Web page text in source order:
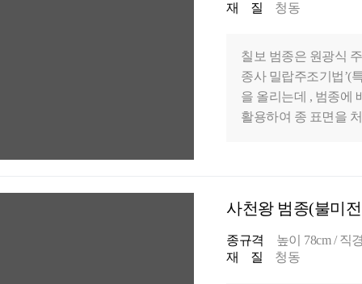
재 질
청동
칠보 범종은 원광식
종사 밀랍주조기법’(
을 올리는데 , 범종에
활용하여 종 표면을
사천왕 범종(불미
종규격
높이 78cm / 직
재 질
청동